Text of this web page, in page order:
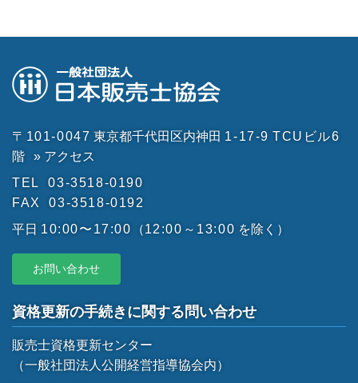
〒101-0047 東京都千代田区内神田 1-17-9 TCUビル6
階
» アクセス
TEL
03-3518-0190
FAX
03-3518-0192
平日 10:00〜17:00 （12:00～13:00 を除く）
お問い合わせ
資格更新の手続きに関する問い合わせ
販売士資格更新センター
（一般社団法人公開経営指導協会内）